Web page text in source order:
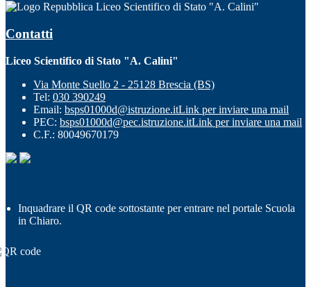
Liceo Scientifico di Stato "A. Calini"
Contatti
Liceo Scientifico di Stato "A. Calini"
Via Monte Suello 2 - 25128 Brescia (BS)
Tel: 030 390249
Email: bsps01000d@istruzione.itLink per inviare una mail
PEC: bsps01000d@pec.istruzione.itLink per inviare una mail
C.F.: 80049670179
Inquadrare il QR code sottostante per entrare nel portale Scuola
in Chiaro.